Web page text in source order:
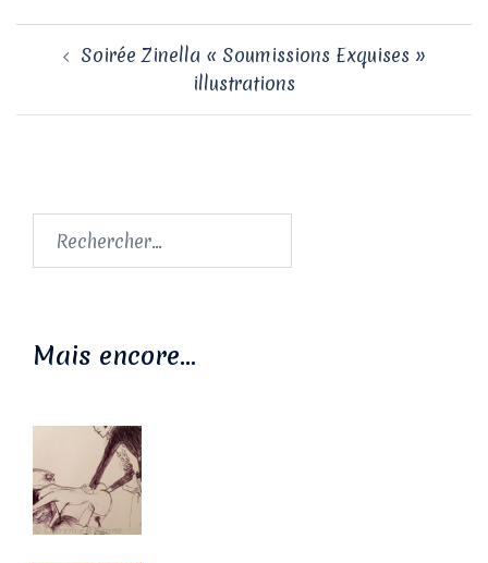
Navigation
d’articleSoirée Zinella « Soumissions Exquises »
illustrations
Rechercher :
Mais encore…